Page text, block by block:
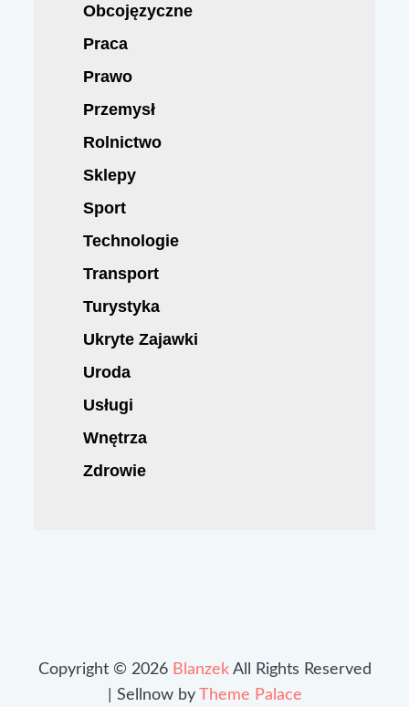
Obcojęzyczne
Praca
Prawo
Przemysł
Rolnictwo
Sklepy
Sport
Technologie
Transport
Turystyka
Ukryte Zajawki
Uroda
Usługi
Wnętrza
Zdrowie
Copyright © 2026 BlanzekAll Rights Reserved
| Sellnow by Theme Palace